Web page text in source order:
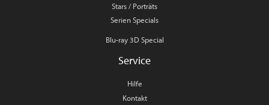
Stars / Porträts
Serien Specials
Blu-ray 3D Special
Service
Hilfe
Kontakt